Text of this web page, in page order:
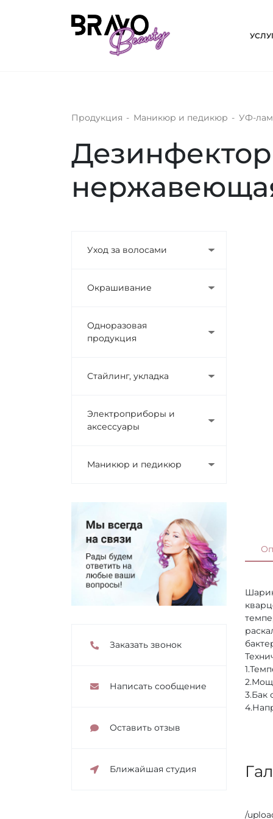
Продукция - Маникюр и педикюр - УФ-
Уход за волосами
Окрашивание
Одноразовая
продукция
Стайлинг, укладка
Электроприборы и
аксессуары
Маникюр и педикюр
Заказать звонок
Написать сообщение
Оставить отзыв
Ближайшая студия
3.Бак
/